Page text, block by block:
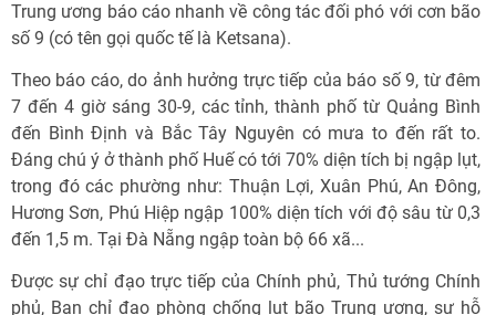
Trung ương báo cáo nhanh về công tác đối phó với cơn bão
số 9 (có tên gọi quốc tế là Ketsana).
Theo báo cáo, do ảnh hưởng trực tiếp của báo số 9, từ đêm
7 đến 4 giờ sáng 30-9, các tỉnh, thành phố từ Quảng Bình
đến Bình Định và Bắc Tây Nguyên có mưa to đến rất to.
Đáng chú ý ở thành phố Huế có tới 70% diện tích bị ngập lụt,
trong đó các phường như: Thuận Lợi, Xuân Phú, An Đông,
Hương Sơn, Phú Hiệp ngập 100% diện tích với độ sâu từ 0,3
đến 1,5 m. Tại Đà Nẵng ngập toàn bộ 66 xã...
Được sự chỉ đạo trực tiếp của Chính phủ, Thủ tướng Chính
phủ, Ban chỉ đạo phòng chống lụt bão Trung ương, sự hỗ